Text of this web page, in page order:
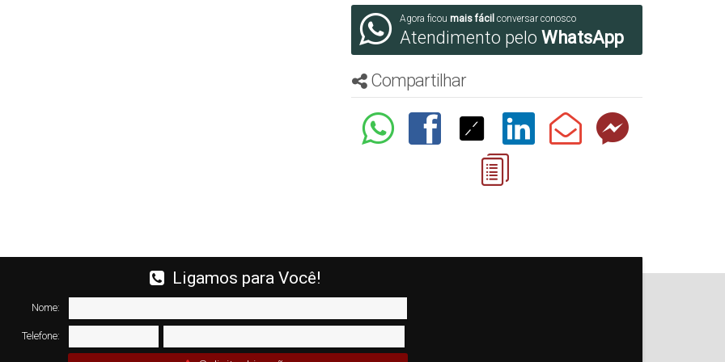
Agora ficou mais fácil conversar conosco
Atendimento pelo WhatsApp
Compartilhar
Ligamos para Você!
Nome:
Telefone: